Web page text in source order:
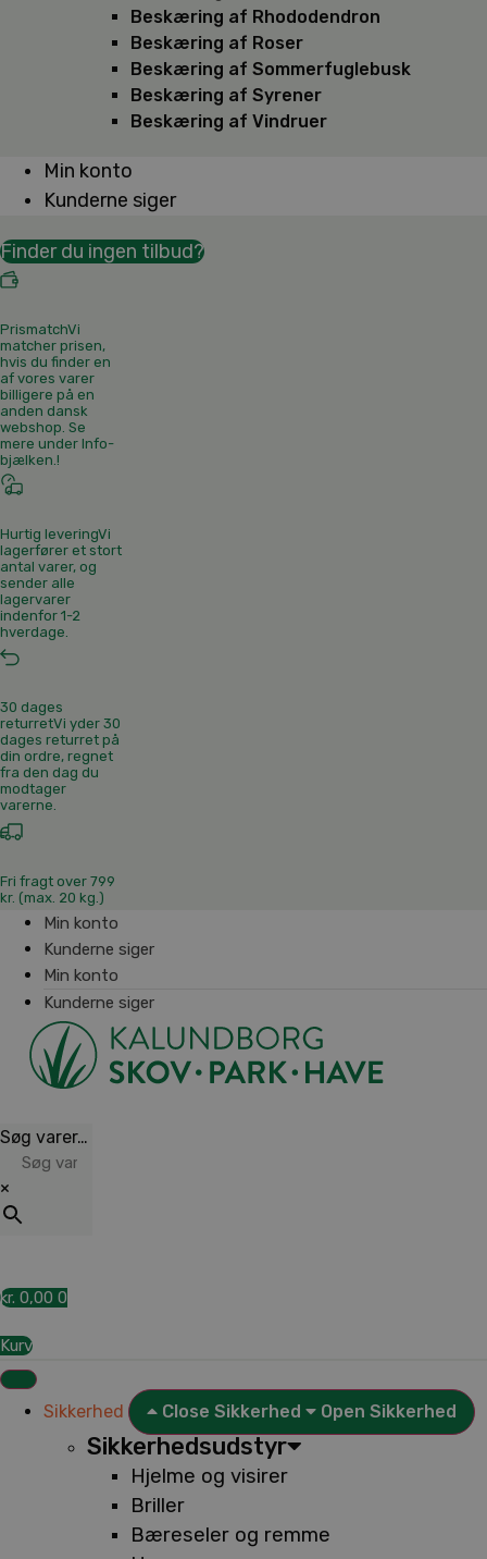
Beskæring af Rhododendron
Beskæring af Roser
Beskæring af Sommerfuglebusk
Beskæring af Syrener
Beskæring af Vindruer
Min konto
Kunderne siger
Finder du ingen tilbud?
PrismatchVi
matcher prisen,
hvis du finder en
af vores varer
billigere på en
anden dansk
webshop. Se
mere under Info-
bjælken.!
Hurtig leveringVi
lagerfører et stort
antal varer, og
sender alle
lagervarer
indenfor 1-2
hverdage.
30 dages
returretVi yder 30
dages returret på
din ordre, regnet
fra den dag du
modtager
varerne.
Fri fragt over 799
kr. (max. 20 kg.)
Min konto
Kunderne siger
Min konto
Kunderne siger
Søg varer…
×
kr. 0,00 0
Kurv
Sikkerhed Close Sikkerhed Open Sikkerhed
Sikkerhedsudstyr
Hjelme og visirer
Briller
Bæreseler og remme